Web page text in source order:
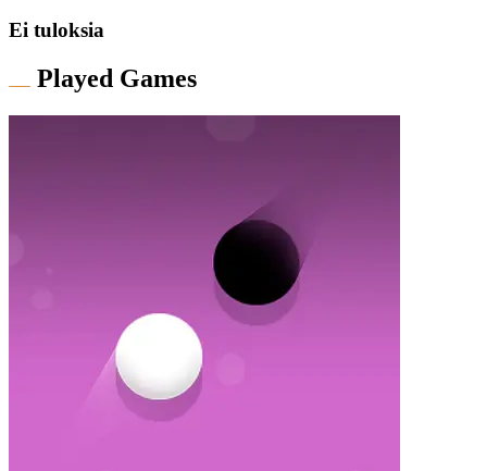
Ei tuloksia
Played Games